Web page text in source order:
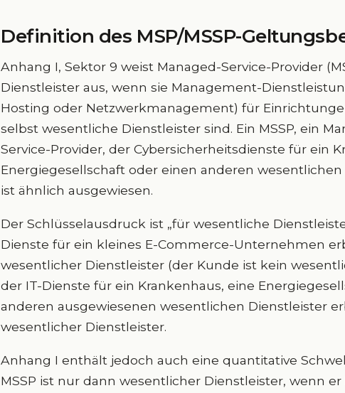
Definition des MSP/MSSP-
Anhang I, Sektor 9 weist Managed-Service-Provider
Dienstleister aus, wenn sie Management-
Hosting oder Netzwerkmanagement) für
selbst wesentliche Dienstleister sind. Ein MSSP, ein
Service-Provider, der Cybersicherheitsdienste für ein
Energiegesellschaft oder einen anderen
ist ähnlich ausgewiesen.
Der Schlüsselausdruck ist „für wesentliche
Dienste für ein kleines E-Commerce-Unternehmen
wesentlicher Dienstleister (der Kunde ist kein
der IT-Dienste für ein Krankenhaus, eine
anderen ausgewiesenen wesentlichen Dienstleister
wesentlicher Dienstleister.
Anhang I enthält jedoch auch eine quantitative
MSSP ist nur dann wesentlicher Dienstleister, wenn